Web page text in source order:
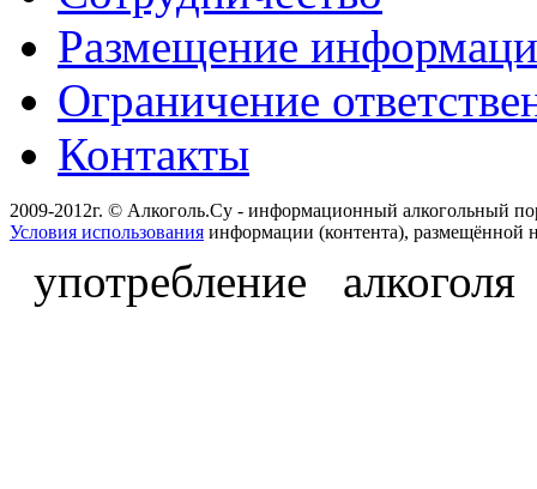
Размещение
Ограничение
Контакты
2009-2012г. © Алкоголь.Су - информационный алкогольный
Условия использования информации (контента), размещённой
употребление